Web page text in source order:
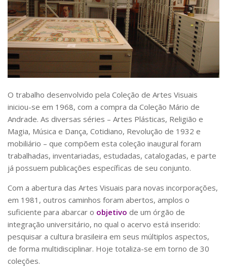
Pós-Doutorado
Pesquisador Colaborador
Iniciação Científica
Pré-Iniciação Científica
Pró-Reitoria de Pesquisa e Inovação
LABIEB
Extensão
Cursos
Criação de Curso
Comissões
CAAF
CaC
CD
O trabalho desenvolvido pela Coleção de Artes Visuais
iniciou-se em 1968, com a compra da Coleção Mário de
Andrade. As diversas séries – Artes Plásticas, Religião e
Magia, Música e Dança, Cotidiano, Revolução de 1932 e
mobiliário – que compõem esta coleção inaugural foram
trabalhadas, inventariadas, estudadas, catalogadas, e parte
já possuem publicações específicas de seu conjunto.
Com a abertura das Artes Visuais para novas incorporações,
em 1981, outros caminhos foram abertos, amplos o
suficiente para abarcar o objetivo de um órgão de
integração universitário, no qual o acervo está inserido:
pesquisar a cultura brasileira em seus múltiplos aspectos,
de forma multidisciplinar. Hoje totaliza-se em torno de 30
coleções.